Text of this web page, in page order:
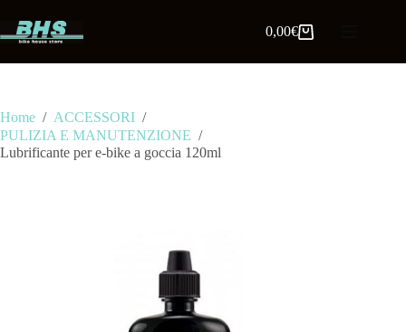
0,00€
Home / ACCESSORI /
PULIZIA E MANUTENZIONE /
Lubrificante per e-bike a goccia 120ml